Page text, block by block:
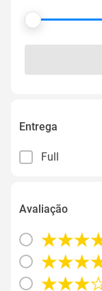
Entrega
Full
Avaliação